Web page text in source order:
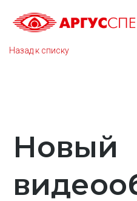
Назад к списку
Новый